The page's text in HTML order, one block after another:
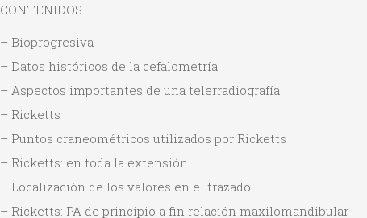
CONTENIDOS
– Bioprogresiva
– Datos históricos de la cefalometría
– Aspectos importantes de una telerradiografía
– Ricketts
– Puntos craneométricos utilizados por Ricketts
– Ricketts: en toda la extensión
– Localización de los valores en el trazado
– Ricketts: PA de principio a fin relación maxilomandibular